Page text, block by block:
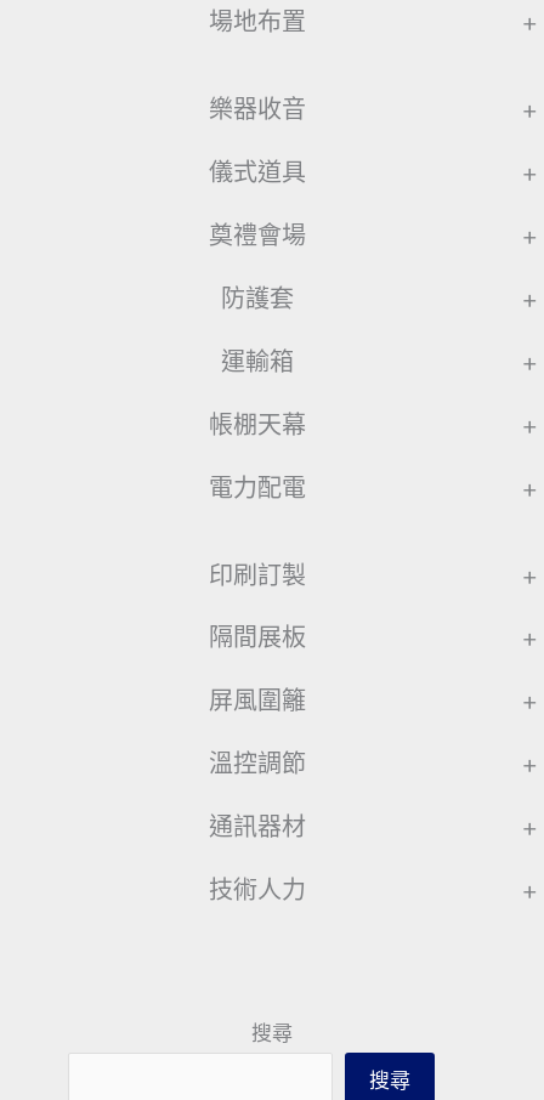
場地布置 +
樂器收音 +
儀式道具 +
奠禮會場 +
防護套 +
運輸箱 +
帳棚天幕 +
電力配電 +
印刷訂製 +
隔間展板 +
屏風圍籬 +
溫控調節 +
通訊器材 +
技術人力 +
搜尋
搜尋